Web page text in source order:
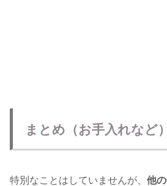
まとめ（お手入れなど）
特別なことはしていませんが、 他